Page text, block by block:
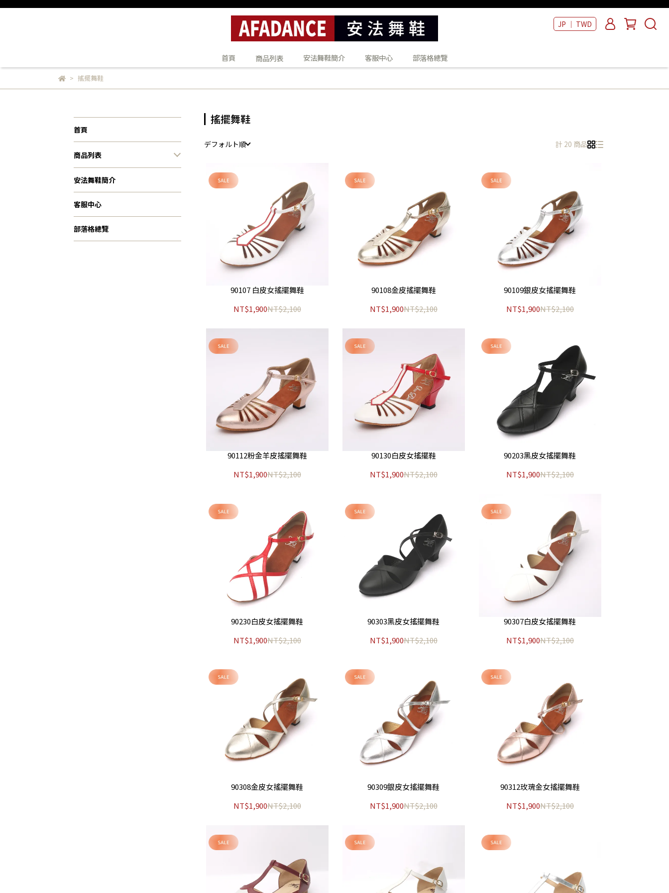
JP ｜ TWD
首頁 商品列表 安法舞鞋簡介 客服中心 部落格總覽
搖擺舞鞋
首頁
商品列表
安法舞鞋簡介
客服中心
部落格總覽
搖擺舞鞋
デフォルト順 計 20 商品
90107 白皮女搖擺舞鞋
NT$1,900NT$2,100
90108金皮搖擺舞鞋
NT$1,900NT$2,100
90109銀皮女搖擺舞鞋
NT$1,900NT$2,100
90112粉金羊皮搖擺舞鞋
NT$1,900NT$2,100
90130白皮女搖擺鞋
NT$1,900NT$2,100
90203黑皮女搖擺舞鞋
NT$1,900NT$2,100
90230白皮女搖擺舞鞋
NT$1,900NT$2,100
90303黑皮女搖擺舞鞋
NT$1,900NT$2,100
90307白皮女搖擺舞鞋
NT$1,900NT$2,100
90308金皮女搖擺舞鞋
NT$1,900NT$2,100
90309銀皮女搖擺舞鞋
NT$1,900NT$2,100
90312玫瑰金女搖擺舞鞋
NT$1,900NT$2,100